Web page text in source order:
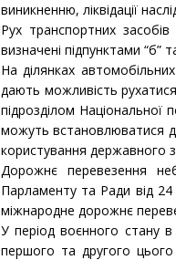
виникненню, ліквідації
Рух транспортних
визначені підпунктами “б”
На ділянках
дають можливість
підрозділом Національної
можуть встановлюватися
користування державного
Дорожнє перевезення
Парламенту та Ради від
міжнародне дорожнє
У період воєнного стану
першого та другого